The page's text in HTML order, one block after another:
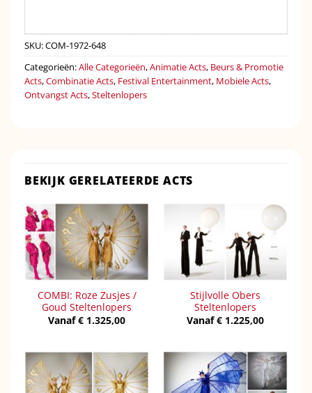
SKU:COM-1972-648
Categorieën:Alle Categorieën,Animatie Acts, Beurs & Promotie
Acts,Combinatie Acts, Festival Entertainment, Mobiele Acts,
Ontvangst Acts,Steltenlopers
BEKIJK GERELATEERDE ACTS
COMBI: Roze Zusjes /
Goud Steltenlopers
Vanaf€ 1.325,00
Stijlvolle Obers
Steltenlopers
Vanaf€ 1.225,00